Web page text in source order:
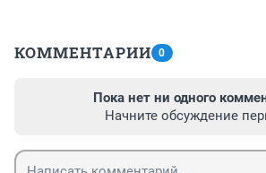
КОММЕНТАРИИ 0
Пока нет ни одного
Начните обсуждение